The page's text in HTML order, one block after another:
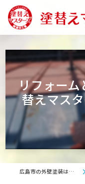
リフォー
替えマス
広島市の外壁塗装は塗替えマスターズ